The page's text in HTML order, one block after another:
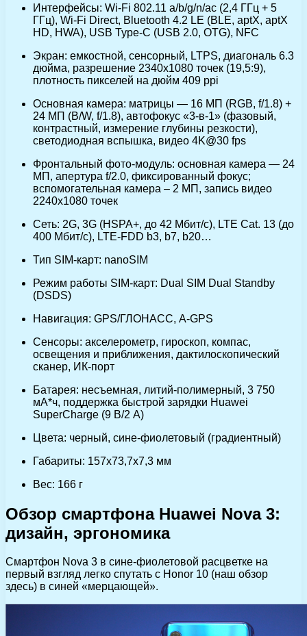
Интерфейсы: Wi-Fi 802.11 a/b/g/n/ac (2,4 ГГц + 5
ГГц), Wi-Fi Direct, Bluetooth 4.2 LE (BLE, aptX, aptX
HD, HWA), USB Type-C (USB 2.0, OTG), NFC
Экран: емкостной, сенсорный, LTPS, диагональ 6.3
дюйма, разрешение 2340х1080 точек (19,5:9),
плотность пикселей на дюйм 409 ppi
Основная камера: матрицы — 16 МП (RGB, f/1.8) +
24 МП (B/W, f/1.8), автофокус «3-в-1» (фазовый,
контрастный, измерение глубины резкости),
светодиодная вспышка, видео 4K@30 fps
Фронтальный фото-модуль: основная камера — 24
МП, апертура f/2.0, фиксированный фокус;
вспомогательная камера – 2 МП, запись видео
2240х1080 точек
Сеть: 2G, 3G (HSPA+, до 42 Мбит/с), LTE Cat. 13 (до
400 Мбит/с), LTE-FDD b3, b7, b20…
Тип SIM-карт: nanoSIM
Режим работы SIM-карт: Dual SIM Dual Standby
(DSDS)
Навигация: GPS/ГЛОНАСС, A-GPS
Сенсоры: акселерометр, гироскоп, компас,
освещения и приближения, дактилоскопический
сканер, ИК-порт
Батарея: несъемная, литий-полимерный, 3 750
мА*ч, поддержка быстрой зарядки Huawei
SuperCharge (9 В/2 А)
Цвета: черный, сине-фиолетовый (градиентный)
Габариты: 157х73,7х7,3 мм
Вес: 166 г
Обзор смартфона Huawei Nova 3:
дизайн, эргономика
Смартфон Nova 3 в сине-фиолетовой расцветке на
первый взгляд легко спутать с Honor 10 (наш обзор
здесь) в синей «мерцающей».